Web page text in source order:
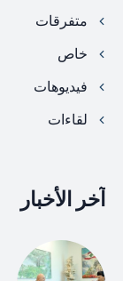
متفرقات
خاص
فيديوهات
لقاءات
آخر الأخبار